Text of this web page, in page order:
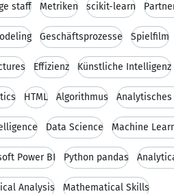
staff Metriken scikit-learn
Geschäftsprozesse Spielfilm
Effizienz Künstliche Intelligenz
HTML Algorithmus Analytisches
Data Science Machine
Power BI Python pandas
Analysis Mathematical Skills